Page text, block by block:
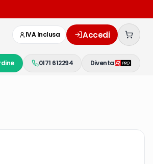
IVA Inclusa Accedi
0171 612294 Diventa